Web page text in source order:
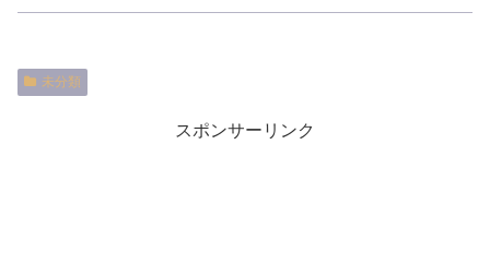
未分類
スポンサーリンク